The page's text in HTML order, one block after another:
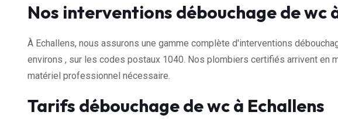
Nos interventions débouchage de wc
À Echallens, nous assurons une gamme complète d'interventions
environs , sur les codes postaux 1040. Nos plombiers certifiés arrivent en
matériel professionnel nécessaire.
Tarifs débouchage de wc à Echallens